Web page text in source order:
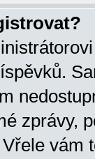
zprávy,
vám